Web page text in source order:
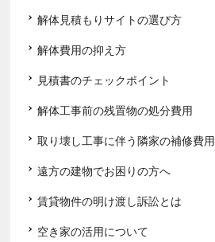
解体見積もりサイトの選び方
解体費用の抑え方
見積書のチェックポイント
解体工事前の残置物の処分費用
取り壊し工事に伴う隣家の補修費用
遠方の建物でお困りの方へ
賃貸物件の明け渡し訴訟とは
空き家の活用について